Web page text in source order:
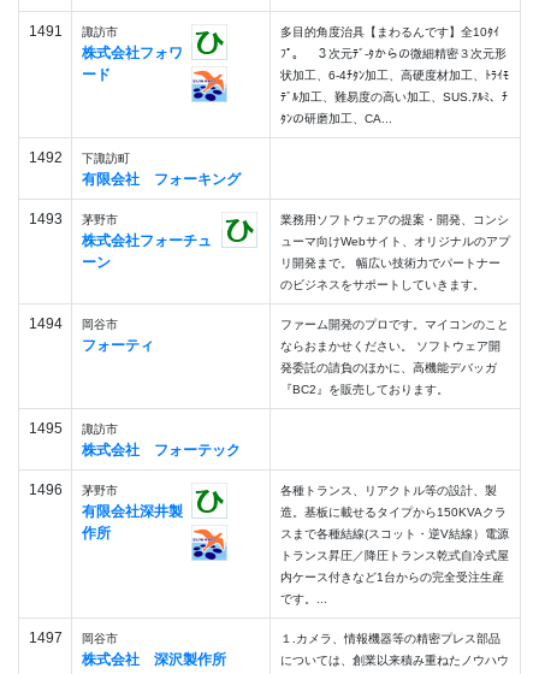
1491 諏訪市
株式会社フォワ
ード
多目的角度治具【まわるんです】全10ﾀｲ
ﾌﾟ。 ３次元ﾃﾞ-ﾀからの微細精密３次元形
状加工、6-4ﾁﾀﾝ加工、高硬度材加工、ﾄﾗｲﾓ
ﾃﾞﾙ加工、難易度の高い加工、SUS.ｱﾙﾐ、ﾁ
ﾀﾝの研磨加工、CA...
1492 下諏訪町
有限会社 フォーキング
1493 茅野市
株式会社フォーチュ
ーン
業務用ソフトウェアの提案・開発、コンシ
ューマ向けWebサイト、オリジナルのアプ
リ開発まで。 幅広い技術力でパートナー
のビジネスをサポートしていきます。
1494 岡谷市
フォーティ
ファーム開発のプロです。マイコンのこと
ならおまかせください。 ソフトウェア開
発委託の請負のほかに、高機能デバッガ
『BC2』を販売しております。
1495 諏訪市
株式会社 フォーテック
1496 茅野市
有限会社深井製
作所
各種トランス、リアクトル等の設計、製
造。基板に載せるタイプから150KVAクラ
スまで各種結線(スコット・逆V結線）電源
トランス昇圧／降圧トランス乾式自冷式屋
内ケース付きなど1台からの完全受注生産
です。...
1497 岡谷市
株式会社 深沢製作所
１.カメラ、情報機器等の精密プレス部品
については、創業以来積み重ねたノウハウ